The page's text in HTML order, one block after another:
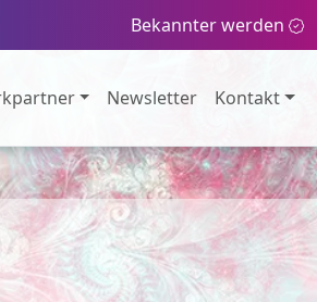
Bekannter werden
Newsletter Kontakt